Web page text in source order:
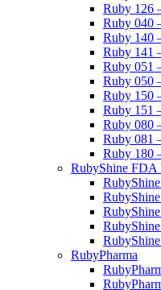
Ruby 126
Ruby 040
Ruby 140
Ruby 141
Ruby 051
Ruby 050
Ruby 150
Ruby 151
Ruby 080
Ruby 081
Ruby 180
RubyShine FDA
RubyPharma